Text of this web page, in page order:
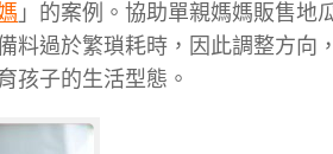
」的案例。協助單親媽媽販售地
料過於繁瑣耗時，因此調整方向
孩子的生活型態。